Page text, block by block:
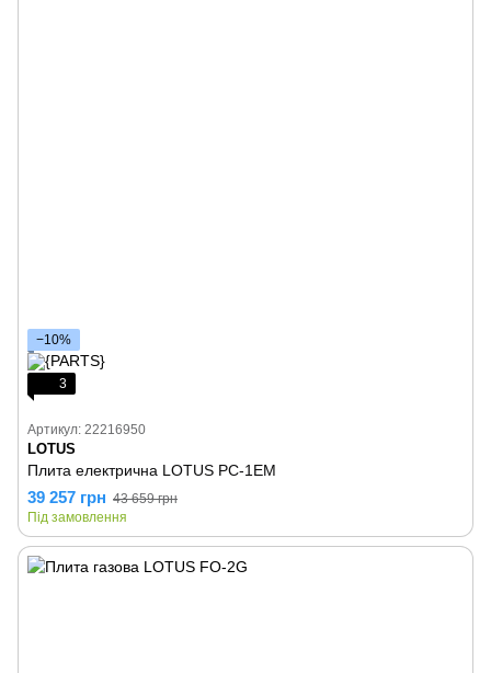
−10%
3
Артикул: 22216950
LOTUS
Плита електрична LOTUS PC-1EM
39 257 грн 43 659 грн
Під замовлення